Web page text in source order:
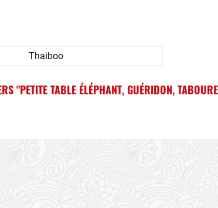
Thaiboo
"PETITE TABLE ÉLÉPHANT, GUÉRIDON,